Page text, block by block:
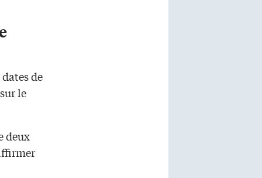
de
le
deux